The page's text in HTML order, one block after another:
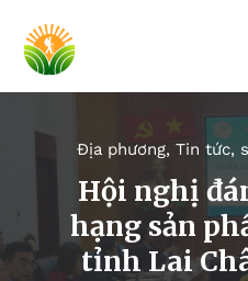
Địa phương, Tin tức,
Hội nghị
hạng sản
tỉnh Lai